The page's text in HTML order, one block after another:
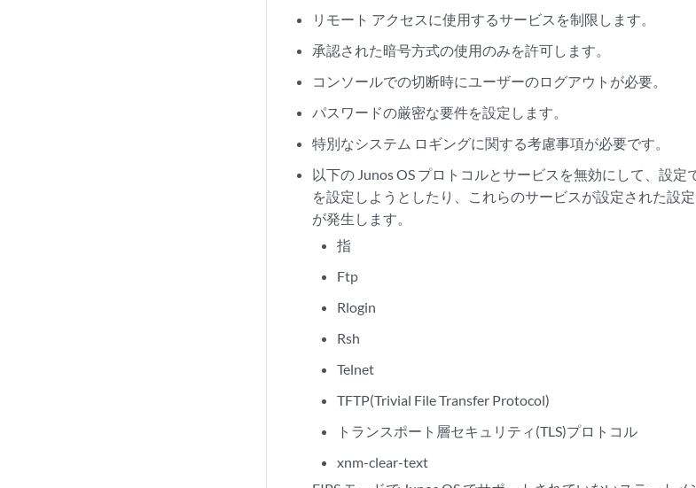
リモート アクセスに使用するサービスを制限します。
承認された暗号方式の使用のみを許可します。
コンソールでの切断時にユーザーのログアウトが必要。
パスワードの厳密な要件を設定します。
特別なシステム ロギングに関する考慮事項が必要です。
以下の Junos OS プロトコルとサービスを無効にして、設
を設定しようとしたり、これらのサービスが設定された設
が発生します。
指
Ftp
Rlogin
Rsh
Telnet
TFTP(Trivial File Transfer Protocol)
トランスポート層セキュリティ(TLS)プロトコル
xnm-clear-text